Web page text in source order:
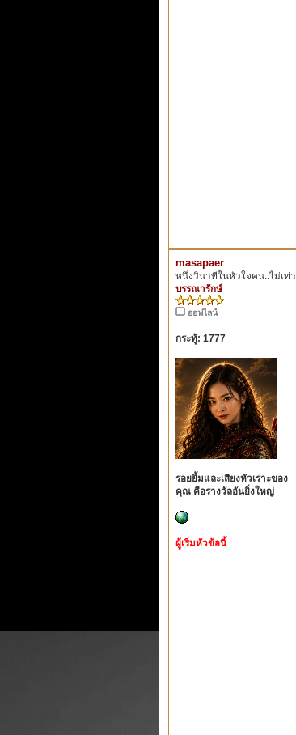
masapaer
หนึ่งวินาทีในหัวใจคน..ไม่เท่า
บรรณารักษ์
ออฟไลน์
กระทู้: 1777
รอยยิ้มและเสียงหัวเราะของ
คุณ คือรางวัลอันยิ่งใหญ่
ผู้เริ่มหัวข้อนี้